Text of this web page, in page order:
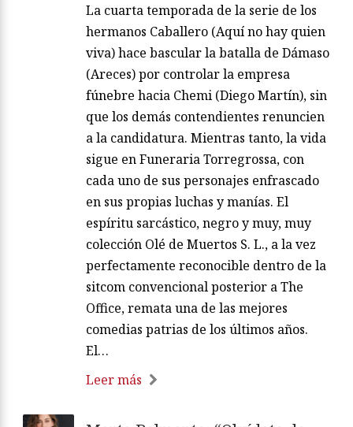
La cuarta temporada de la serie de los
hermanos Caballero (Aquí no hay quien
viva) hace bascular la batalla de Dámaso
(Areces) por controlar la empresa
fúnebre hacia Chemi (Diego Martín), sin
que los demás contendientes renuncien
a la candidatura. Mientras tanto, la vida
sigue en Funeraria Torregrossa, con
cada uno de sus personajes enfrascado
en sus propias luchas y manías. El
espíritu sarcástico, negro y muy, muy
colección Olé de Muertos S. L., a la vez
perfectamente reconocible dentro de la
sitcom convencional posterior a The
Office, remata una de las mejores
comedias patrias de los últimos años.
El…
Leer más